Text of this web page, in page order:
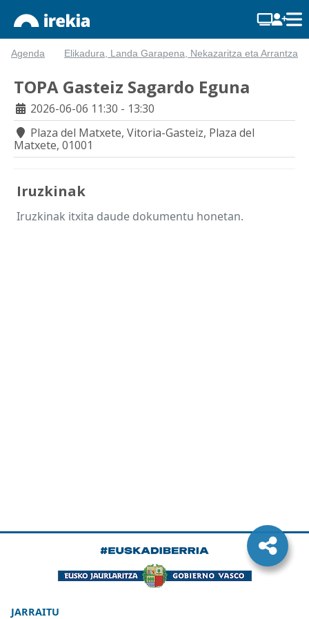
Agenda Elikadura, Landa Garapena, Nekazaritza eta Arrantza
TOPA Gasteiz Sagardo Eguna
2026-06-06 11:30 - 13:30
Plaza del Matxete, Vitoria-Gasteiz, Plaza del
Matxete, 01001
Iruzkinak
Iruzkinak itxita daude dokumentu honetan.
JARRAITU